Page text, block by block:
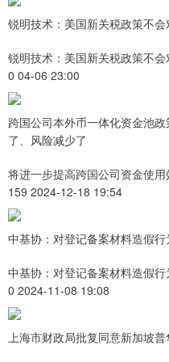
锐明技术：美国新关税政策不
锐明技术：美国新关税政策不
0 04-06 23:00
跨国公司本外币一体化资金池
了、风险减少了
将进一步提高跨国公司资金使用
159 2024-12-18 19:54
中基协：对登记备案材料造假
中基协：对登记备案材料造假
0 2024-11-08 19:08
上海市财政局批复同意新加坡